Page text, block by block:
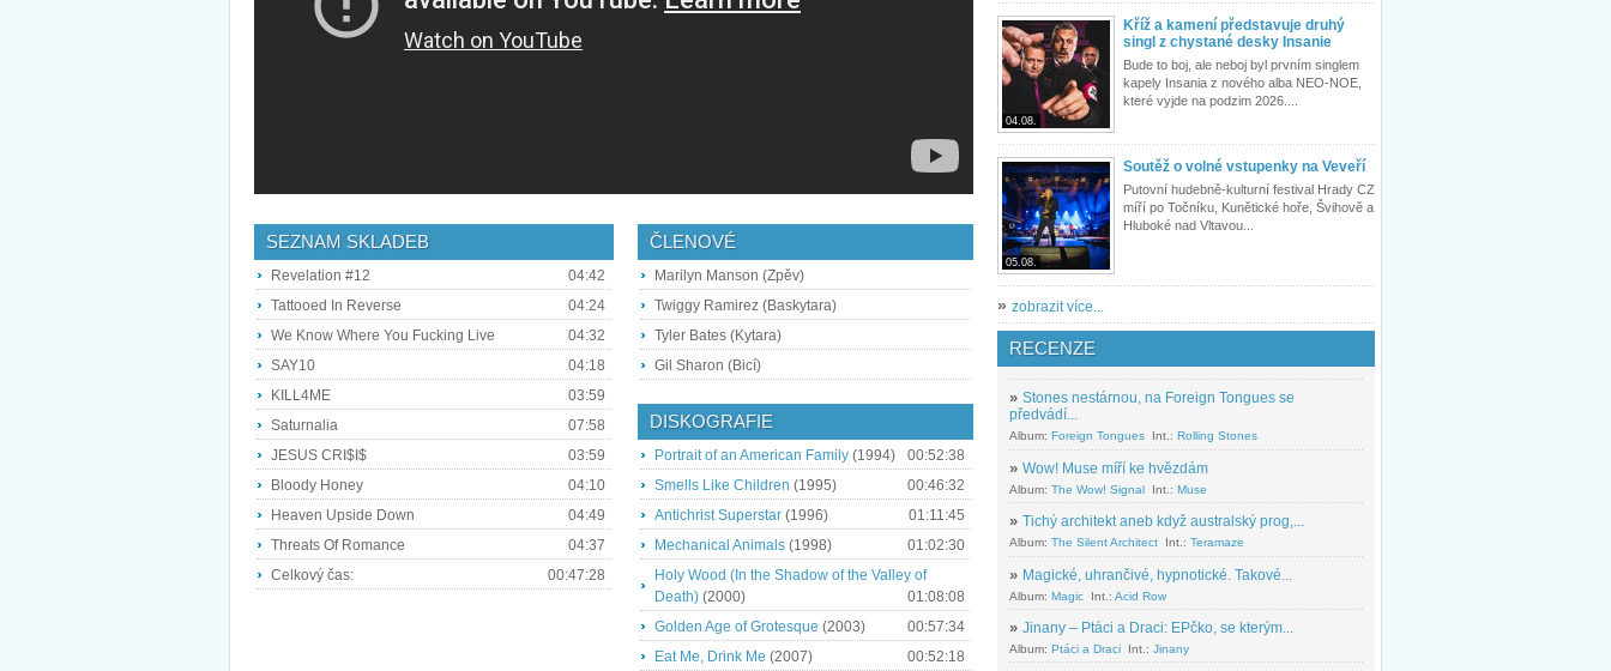
SEZNAM SKLADEB
Revelation #12
04:42
Tattooed In Reverse
04:24
We Know Where You Fucking Live
04:32
SAY10
04:18
KILL4ME
03:59
Saturnalia
07:58
JESUS CRI$I$
03:59
Bloody Honey
04:10
Heaven Upside Down
04:49
Threats Of Romance
04:37
Celkový čas:
00:47:28
ČLENOVÉ
Marilyn Manson (Zpěv)
Twiggy Ramirez (Baskytara)
Tyler Bates (Kytara)
Gil Sharon (Bicí)
DISKOGRAFIE
Portrait of an American Family (1994)
00:52:38
Smells Like Children (1995)
00:46:32
Antichrist Superstar (1996)
01:11:45
Mechanical Animals (1998)
01:02:30
Holy Wood (In the Shadow of the Valley of
Death) (2000)
01:08:08
Golden Age of Grotesque (2003)
00:57:34
Eat Me, Drink Me (2007)
00:52:18
04.08.
Kříž a kamení představuje druhý
singl z chystané desky Insanie
Bude to boj, ale neboj byl prvním singlem
kapely Insania z nového alba NEO-NOE,
které vyjde na podzim 2026....
05.08.
Soutěž o volné vstupenky na Veveří
Putovní hudebně-kulturní festival Hrady CZ
míří po Točníku, Kunětické hoře, Švihově a
Hluboké nad Vltavou...
» zobrazit více...
RECENZE
» Stones nestárnou, na Foreign Tongues se
předvádí...
Album: Foreign Tongues Int.: Rolling Stones
» Wow! Muse míří ke hvězdám
Album: The Wow! Signal Int.: Muse
» Tichý architekt aneb když australský prog,...
Album: The Silent Architect Int.: Teramaze
» Magické, uhrančivé, hypnotické. Takové...
Album: Magic Int.: Acid Row
» Jinany – Ptáci a Draci: EPčko, se kterým...
Album: Ptáci a Draci Int.: Jinany